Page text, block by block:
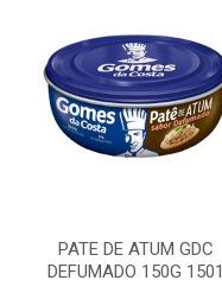
PATE DE ATUM GDC
DEFUMADO 150G 1501